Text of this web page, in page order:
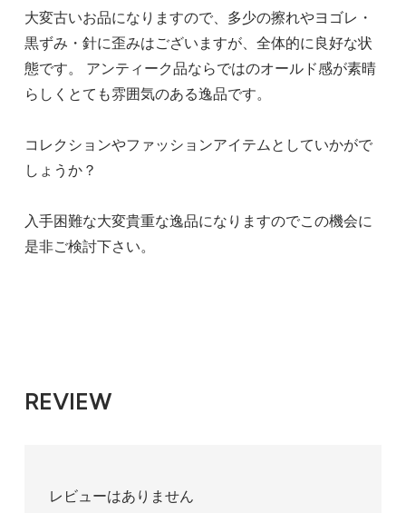
大変古いお品になりますので、多少の擦れやヨゴレ・
黒ずみ・針に歪みはございますが、全体的に良好な状
態です。 アンティーク品ならではのオールド感が素晴
らしくとても雰囲気のある逸品です。
コレクションやファッションアイテムとしていかがで
しょうか？
入手困難な大変貴重な逸品になりますのでこの機会に
是非ご検討下さい。
REVIEW
レビューはありません